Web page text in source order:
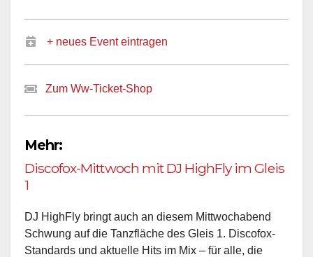
+ neues Event eintragen
Zum Ww-Ticket-Shop
Mehr:
Discofox-Mittwoch mit DJ HighFly im Gleis
1
DJ HighFly bringt auch an diesem Mittwochabend
Schwung auf die Tanzfläche des Gleis 1. Discofox-
Standards und aktuelle Hits im Mix – für alle, die